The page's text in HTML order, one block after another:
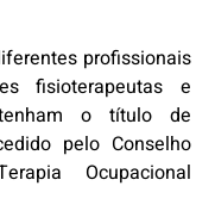
profissionais
fisioterapeutas e
o título de
pelo Conselho
Ocupacional